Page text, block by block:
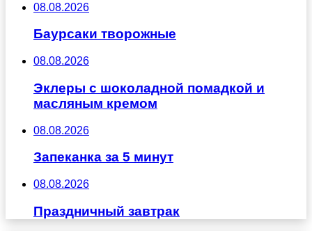
08.08.2026
Баурсаки творожные
08.08.2026
Эклеры с шоколадной помадкой и
масляным кремом
08.08.2026
Запеканка за 5 минут
08.08.2026
Праздничный завтрак